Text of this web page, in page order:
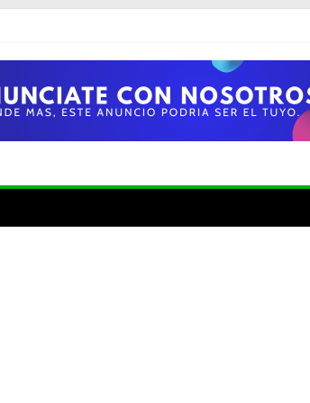
Extremo a Extremo” tras más de una década
premian por el trabajo que ha hecho el artista